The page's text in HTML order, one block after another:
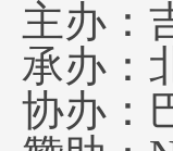
主办：
承办：
协办：